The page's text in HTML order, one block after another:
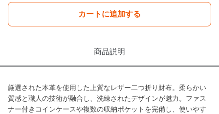
カートに追加する
商品説明
厳選された本革を使用した上質なレザー二つ折り財布。柔らかい
質感と職人の技術が融合し、洗練されたデザインが魅力。ファス
ナー付きコインケースや複数の収納ポケットを完備し、使いやす